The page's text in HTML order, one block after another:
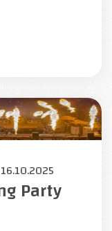
16.10.2025
Party